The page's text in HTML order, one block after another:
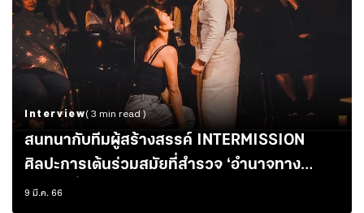
Interview( 3 min read )
สนทนากับทีมผู้สร้างสรรค์ INTERMISSION
ศิลปะการเต้นร่วมสมัยที่สำรวจ ‘อำนาจทาง
สังคม’ ที่ซ่อนอยู่ภายในร่างกาย
9 มี.ค. 66